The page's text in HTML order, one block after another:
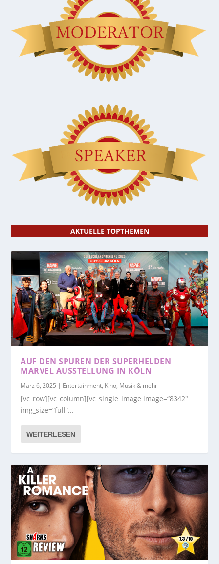
AKTUELLE TOPTHEMEN
AUF DEN SPUREN DER SUPERHELDEN
MARVEL AUSSTELLUNG IN KÖLN
März 6, 2025 | Entertainment, Kino, Musik & mehr
[vc_row][vc_column][vc_single_image image=“8342″
img_size=“full“...
WEITERLESEN